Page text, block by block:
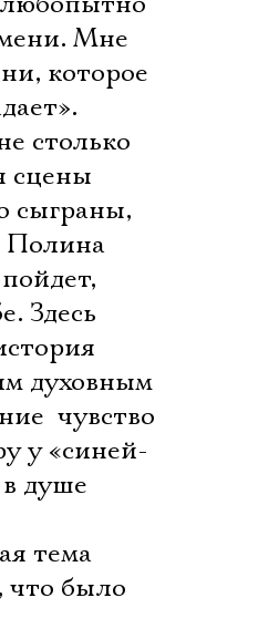
Мне
которое
столько
сцены
сыграны,
Полина
Здесь
духовным
 чувство
у «синей-
душе
тема 
что было